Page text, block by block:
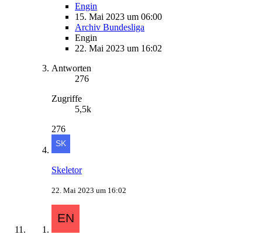
Engin
15. Mai 2023 um 06:00
Archiv Bundesliga
Engin
22. Mai 2023 um 16:02
Antworten
276
Zugriffe
5,5k
276
Skeletor
22. Mai 2023 um 16:02